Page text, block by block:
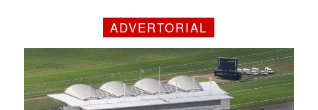
ADVERTORIAL